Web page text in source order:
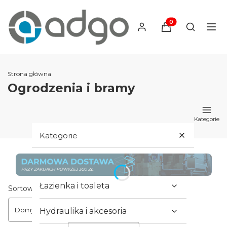
Produkty w
Otwórz
Strona główna
Ogrodzenia i bramy
Kategorie
Kategorie
Hydraulika i armatura
Łazienka i toaleta
Hydraulika i akcesoria
Lista produktów
Sortowanie:
Domyślne